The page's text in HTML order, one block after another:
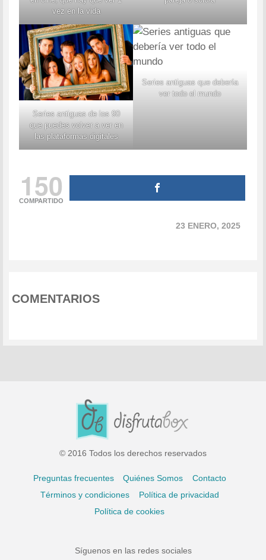
vez en la vida
Series antiguas de los 90
que puedes volver a ver en
las plataformas digitales
Series antiguas que debería
ver todo el mundo
150
COMPARTIDO
23 ENERO, 2025
COMENTARIOS
© 2016 Todos los derechos reservados
Preguntas frecuentes Quiénes Somos
Contacto
Términos y condiciones
Política de privacidad
Política de cookies
Síguenos en las redes sociales